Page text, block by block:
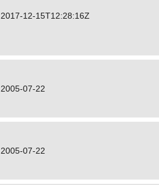
2017-12-15T12:28:16Z
2005-07-22
2005-07-22